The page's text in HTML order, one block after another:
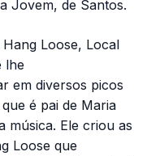
Jovem, de Santos.
Loose, Local
lhe
em diversos picos
é pai de Maria
música. Ele criou as
Loose que